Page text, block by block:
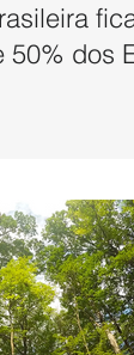
50% dos